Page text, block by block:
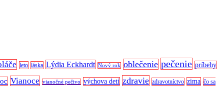
leto láska Lýdia Eckhardt Nový rok oblečenie pečenie príbehy
Vianoce vianočné pečivo výchova detí zdravie zdravotníctvo zima čo sa